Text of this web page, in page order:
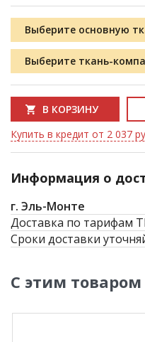
Выберите основную
Выберите ткань-
В КОРЗИНУ
Купить в кредит от 2 037
Информация о
г. Эль-Монте
Доставка по тарифам
Сроки доставки
С этим